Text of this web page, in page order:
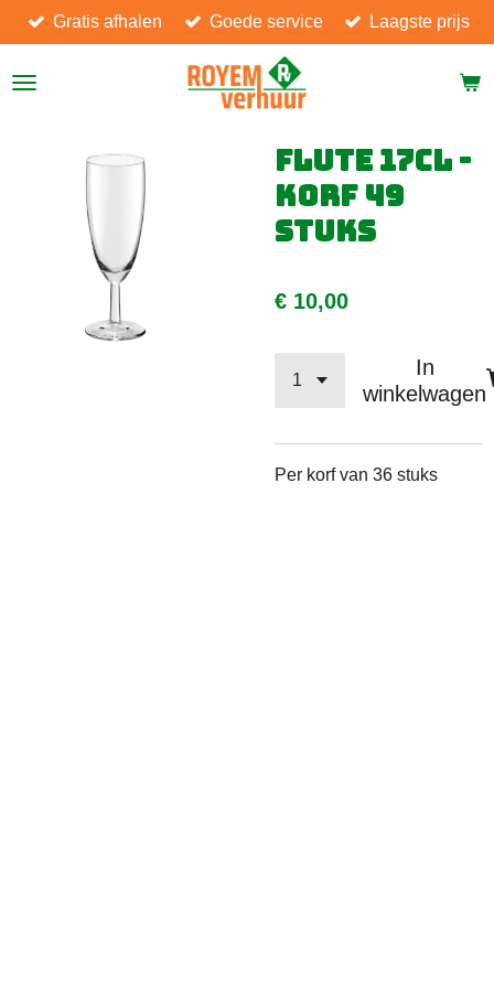
Ga
direct
naar
Gratis afhalen Goede service Laagste prijs
Flute 17cl -
korf 49
stuks
€ 10,00
In
winkelwagen
Per korf van 36 stuks